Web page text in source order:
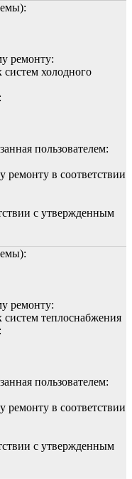
ремонту:
холодного
пользователем:
ремонту в соответствии
с утвержденным
ремонту:
теплоснабжения
пользователем:
ремонту в соответствии
с утвержденным